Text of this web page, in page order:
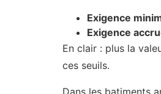
Exigence
Exigence
En clair : plus la
ces seuils.
Dans les batiments